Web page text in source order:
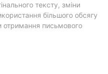
тексту, зміни
більшого обсягу
письмового